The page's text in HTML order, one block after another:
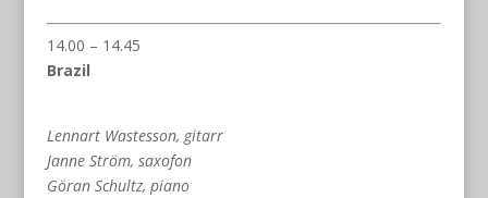
14.00 – 14.45
Brazil
Lennart Wastesson, gitarr
Janne Ström, saxofon
Göran Schultz, piano